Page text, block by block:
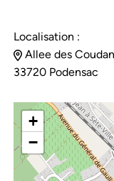
Localisation :
Allee des
33720 Podensac
+
−